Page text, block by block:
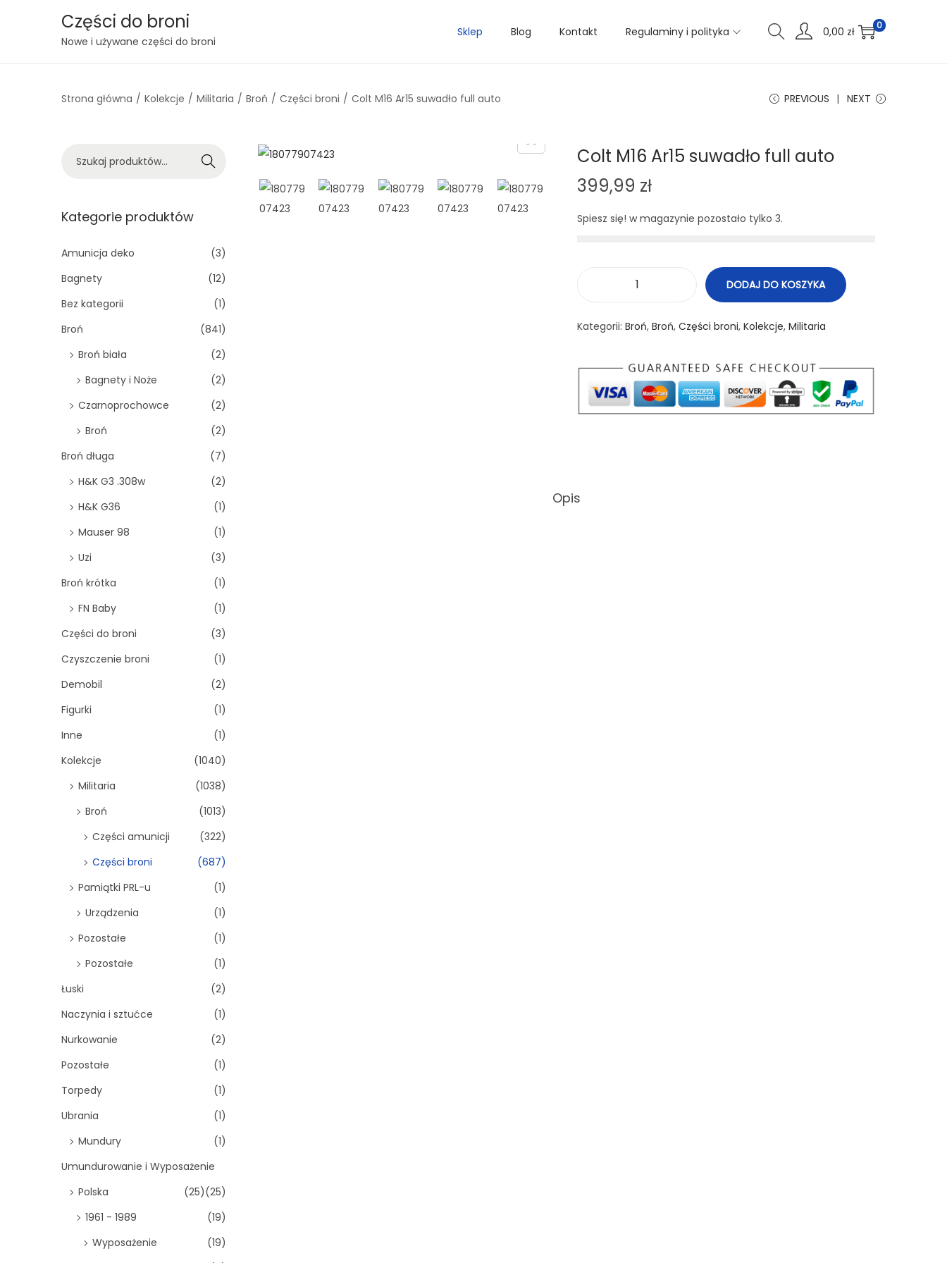
S
p
i
a
t
i
n
S
p
t
n
t
Części do broni
Nowe i używane części do broni
Sklep Blog Kontakt Regulaminy i polityka 0,00 zł 0
Strona główna / Kolekcje / Militaria / Broń / Części broni / Colt M16 Ar15 suwadło full auto PREVIOUS NEXT
Colt M16 Ar15 suwadło full auto
399,99 zł
Spiesz się! w magazynie pozostało tylko 3.
o
ć
C
o
DODAJ DO KOSZYKA
Kategorii: Broń, Broń, Części broni, Kolekcje, Militaria
Opis
k
j
:
Szukaj
Kategorie produktów
Amunicja deko
(3)
Bagnety
(12)
Bez kategorii
(1)
Broń
(841)
Broń biała
(2)
Bagnety i Noże
(2)
Czarnoprochowce
(2)
Broń
(2)
Broń długa
(7)
H&K G3 .308w
(2)
H&K G36
(1)
Mauser 98
(1)
Uzi
(3)
Broń krótka
(1)
FN Baby
(1)
Części do broni
(3)
Czyszczenie broni
(1)
Demobil
(2)
Figurki
(1)
Inne
(1)
Kolekcje
(1040)
Militaria
(1038)
Broń
(1013)
Części amunicji
(322)
Części broni
(687)
Pamiątki PRL-u
(1)
Urządzenia
(1)
Pozostałe
(1)
Pozostałe
(1)
Łuski
(2)
Naczynia i sztućce
(1)
Nurkowanie
(2)
Pozostałe
(1)
Torpedy
(1)
Ubrania
(1)
Mundury
(1)
Umundurowanie i Wyposażenie
(25)
Polska
(25)
1961 - 1989
(19)
Wyposażenie
(19)